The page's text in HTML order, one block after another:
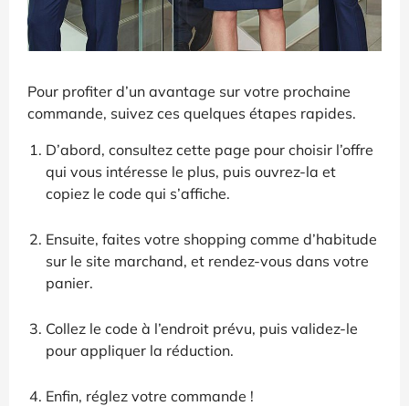
Pour profiter d’un avantage sur votre prochaine
commande, suivez ces quelques étapes rapides.
D’abord, consultez cette page pour choisir l’offre
qui vous intéresse le plus, puis ouvrez-la et
copiez le code qui s’affiche.
Ensuite, faites votre shopping comme d’habitude
sur le site marchand, et rendez-vous dans votre
panier.
Collez le code à l’endroit prévu, puis validez-le
pour appliquer la réduction.
Enfin, réglez votre commande !